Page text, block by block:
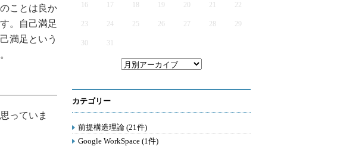
ことは良か
。自己満足
満足という
っていま
16 17 19 20 21 22
23 24 25 26 27 28 29
30 31
カテゴリー
前提構造理論 (21件)
Google WorkSpace (1件)